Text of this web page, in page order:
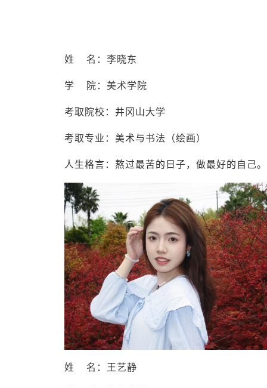
姓 名：李晓东
学 院：美术学院
考取院校：井冈山大学
考取专业：美术与书法（绘画）
人生格言：熬过最苦的日子，做最好的自己。
姓 名：王艺静